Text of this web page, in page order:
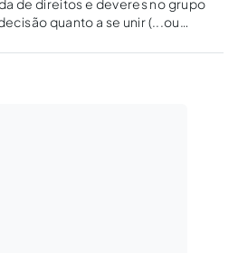
de direitos e deveres no grupo
quanto a se unir (...ou
a existência do termo